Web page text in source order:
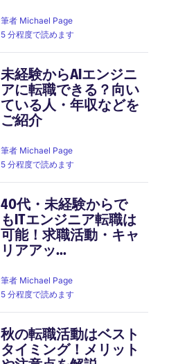
筆者 Michael Page
5 分程度で読めます
未経験からAIエンジニ
アに転職できる？向い
ている人・年収などを
ご紹介
筆者 Michael Page
5 分程度で読めます
40代・未経験からで
もITエンジニア転職は
可能！求職活動・キャ
リアアッ...
筆者 Michael Page
5 分程度で読めます
秋の転職活動はベスト
タイミング！メリット